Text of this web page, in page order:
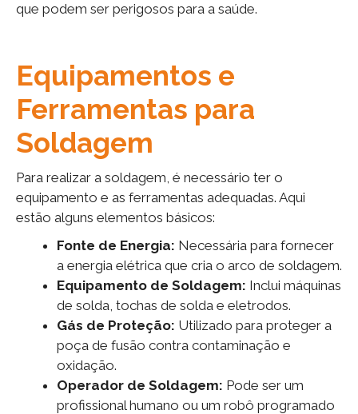
que podem ser perigosos para a saúde.
Equipamentos e
Ferramentas para
Soldagem
Para realizar a soldagem, é necessário ter o
equipamento e as ferramentas adequadas. Aqui
estão alguns elementos básicos:
Fonte de Energia: Necessária para fornecer
a energia elétrica que cria o arco de soldagem.
Equipamento de Soldagem: Inclui máquinas
de solda, tochas de solda e eletrodos.
Gás de Proteção: Utilizado para proteger a
poça de fusão contra contaminação e
oxidação.
Operador de Soldagem: Pode ser um
profissional humano ou um robô programado